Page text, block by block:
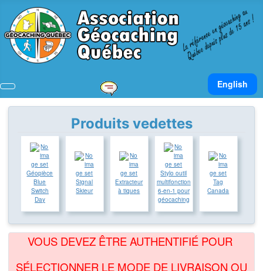
Sélectionnez
English
Produits vedettes
Géopièce
Blue
Switch
Day
Signal
Skieur
Extracteur
à tiques
Stylo outil
multifonction
6-en-1 pour
géocaching
Tag
Canada
VOUS DEVEZ ÊTRE AUTHENTIFIÉ POUR
SÉLECTIONNER LE MODE DE LIVRAISON OU